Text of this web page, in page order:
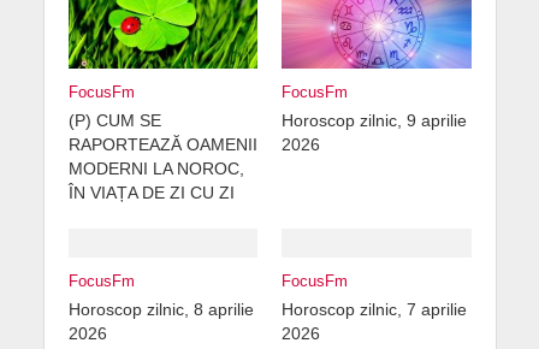
FocusFm
(P) CUM SE
RAPORTEAZĂ OAMENII
MODERNI LA NOROC,
ÎN VIAȚA DE ZI CU ZI
FocusFm
Horoscop zilnic, 9 aprilie
2026
FocusFm
Horoscop zilnic, 8 aprilie
2026
FocusFm
Horoscop zilnic, 7 aprilie
2026